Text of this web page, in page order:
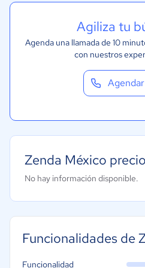
Alimentaria
Salud
Manufactura
Marketing y Comunicación
Automotriz
Comercio Electrónico
Metales y Minería
Agiliza tu
Agenda una llamada de 10
con nuestros
Zenda México
No hay información disponible.
Funcionalidades de
Funcionalidad